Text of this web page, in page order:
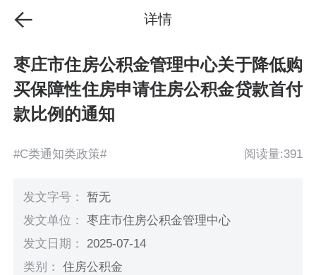
详情
枣庄市住房公积金管理中心关于降低购
买保障性住房申请住房公积金贷款首付
款比例的通知
#C类通知类政策# 阅读量:391
发文字号：暂无
发文单位：枣庄市住房公积金管理中心
发文日期： 2025-07-14
类别：住房公积金